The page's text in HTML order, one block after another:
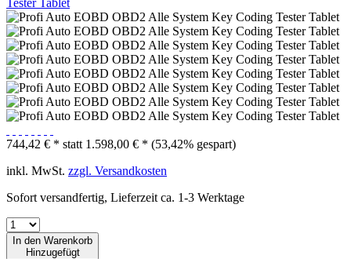
744,42 € * statt 1.598,00 € * (53,42% gespart)
inkl. MwSt. zzgl. Versandkosten
Sofort versandfertig, Lieferzeit ca. 1-3 Werktage
In den Warenkorb
Hinzugefügt